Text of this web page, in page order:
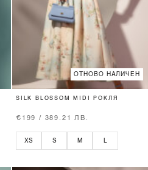
ОТНОВО НАЛИЧЕН
SILK BLOSSOM MIDI РОКЛЯ
€199 / 389.21 ЛВ.
XS S M